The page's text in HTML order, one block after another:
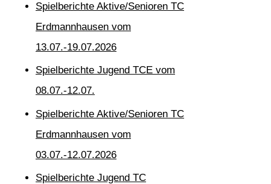
Spielberichte Aktive/Senioren TC
Erdmannhausen vom
13.07.-19.07.2026
Spielberichte Jugend TCE vom
08.07.-12.07.
Spielberichte Aktive/Senioren TC
Erdmannhausen vom
03.07.-12.07.2026
Spielberichte Jugend TC